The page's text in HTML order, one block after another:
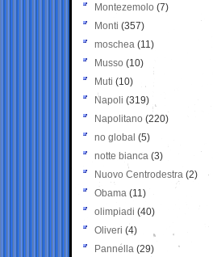
Montezemolo (7)
Monti (357)
moschea (11)
Musso (10)
Muti (10)
Napoli (319)
Napolitano (220)
no global (5)
notte bianca (3)
Nuovo Centrodestra (2)
Obama (11)
olimpiadi (40)
Oliveri (4)
Pannella (29)